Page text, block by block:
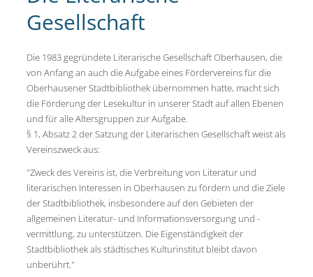
Gesellschaft
Die 1983 gegründete Literarische Gesellschaft Oberhausen, die
von Anfang an auch die Aufgabe eines Fördervereins für die
Oberhausener Stadtbibliothek übernommen hatte, macht sich
die Förderung der Lesekultur in unserer Stadt auf allen Ebenen
und für alle Altersgruppen zur Aufgabe.
§ 1, Absatz 2 der Satzung der Literarischen Gesellschaft weist als
Vereinszweck aus:
"Zweck des Vereins ist, die Verbreitung von Literatur und
literarischen Interessen in Oberhausen zu fördern und die Ziele
der Stadtbibliothek, insbesondere auf den Gebieten der
allgemeinen Literatur- und Informationsversorgung und -
vermittlung, zu unterstützen. Die Eigenständigkeit der
Stadtbibliothek als städtisches Kulturinstitut bleibt davon
unberührt."